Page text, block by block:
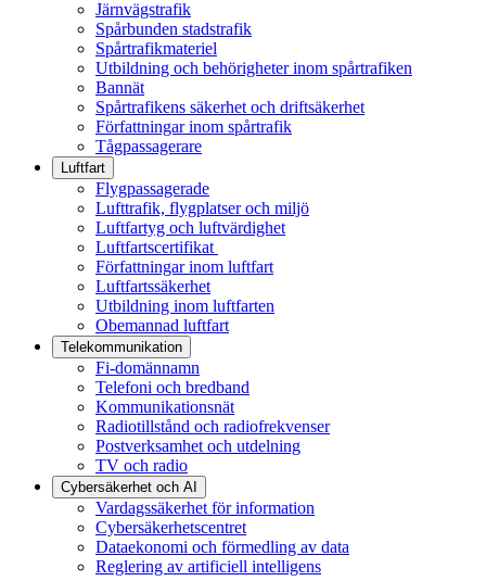
Järnvägstrafik
Spårbunden stadstrafik
Spårtrafikmateriel
Utbildning och behörigheter inom spårtrafiken
Bannät
Spårtrafikens säkerhet och driftsäkerhet
Författningar inom spårtrafik
Tågpassagerare
Luftfart
Flygpassagerade
Lufttrafik, flygplatser och miljö
Luftfartyg och luftvärdighet
Luftfartscertifikat
Författningar inom luftfart
Luftfartssäkerhet
Utbildning inom luftfarten
Obemannad luftfart
Telekommunikation
Fi-domännamn
Telefoni och bredband
Kommunikationsnät
Radiotillstånd och radiofrekvenser
Postverksamhet och utdelning
TV och radio
Cybersäkerhet och AI
Vardagssäkerhet för information
Cybersäkerhetscentret
Dataekonomi och förmedling av data
Reglering av artificiell intelligens